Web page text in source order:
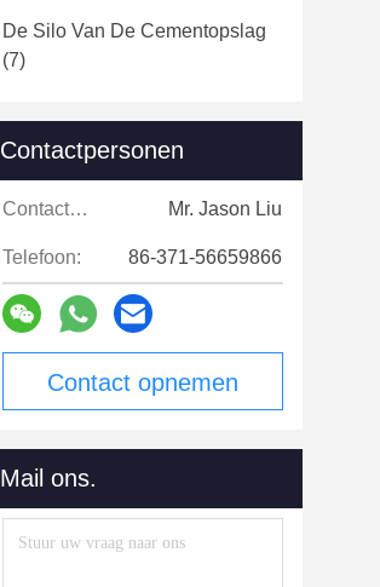
De Silo Van De Cementopslag
(7)
Contactpersonen
Contactpersonen: Mr. Jason Liu
Telefoon: 86-371-56659866
Contact opnemen
Mail ons.